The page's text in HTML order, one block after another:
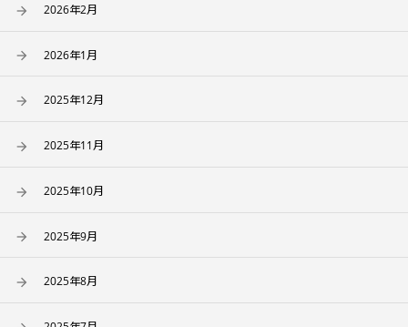
2026年2月
2026年1月
2025年12月
2025年11月
2025年10月
2025年9月
2025年8月